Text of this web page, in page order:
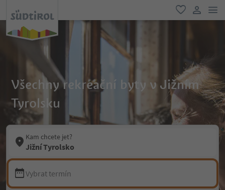
oblíbené
Všechny rekreační byty v Jižním
Tyrolsku
Kam chcete jet?
Jižní Tyrolsko
Vybrat termín